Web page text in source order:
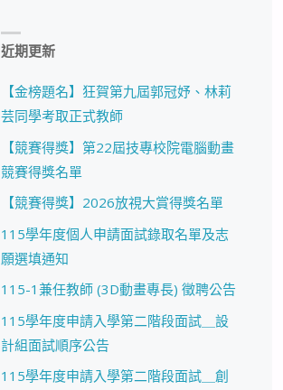
近期更新
【金榜題名】狂賀第九屆郭冠妤、林莉
芸同學考取正式教師
【競賽得獎】第22屆技專校院電腦動畫
競賽得獎名單
【競賽得獎】2026放視大賞得獎名單
115學年度個人申請面試錄取名單及志
願選填通知
115-1兼任教師 (3D動畫專長) 徵聘公告
115學年度申請入學第二階段面試＿設
計組面試順序公告
115學年度申請入學第二階段面試＿創